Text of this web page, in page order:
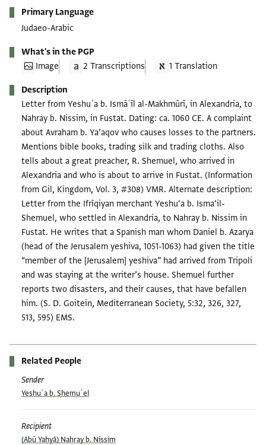
Primary Language
Judaeo-Arabic
What's in the PGP
Image
2 Transcriptions 1 Translation
Description
Letter from Yeshuʿa b. Ismāʿīl al-Makhmūrī, in Alexandria, to
Nahray b. Nissim, in Fustat. Dating: ca. 1060 CE. A complaint
about Avraham b. Ya’aqov who causes losses to the partners.
Mentions bible books, trading silk and trading cloths. Also
tells about a great preacher, R. Shemuel, who arrived in
Alexandria and who is about to arrive in Fustat. (Information
from Gil, Kingdom, Vol. 3, #308) VMR. Alternate description:
Letter from the Ifrīqiyan merchant Yeshu‘a b. Isma‘il-
Shemuel, who settled in Alexandria, to Nahray b. Nissim in
Fustat. He writes that a Spanish man whom Daniel b. Azarya
(head of the Jerusalem yeshiva, 1051-1063) had given the title
“member of the [Jerusalem] yeshiva” had arrived from Tripoli
and was staying at the writer’s house. Shemuel further
reports two disasters, and their causes, that have befallen
him. (S. D. Goitein, Mediterranean Society, 5:32, 326, 327,
513, 595) EMS.
Related People
Sender
Yeshuʿa b. Shemuʾel
Recipient
(Abū Yaḥyā) Nahray b. Nissim